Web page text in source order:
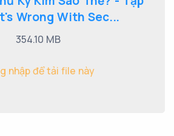
Wrong With Sec...
354.10 MB
nhập để tải file này